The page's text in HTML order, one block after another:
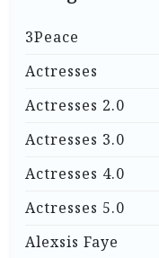
3Peace
Actresses
Actresses 2.0
Actresses 3.0
Actresses 4.0
Actresses 5.0
Alexsis Faye